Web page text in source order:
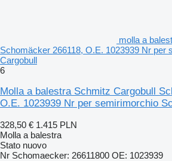
molla a
Schomäcker 266118, O.E. 1023939 Nr per
Cargobull
6
Molla a balestra Schmitz Cargobull
O.E. 1023939 Nr per semirimorchio
328,50 € 1.415 PLN
Molla a balestra
Stato nuovo
Nr Schomaecker: 26611800 OE: 1023939